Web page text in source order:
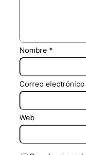
Nombre *
Correo electrónico
Web